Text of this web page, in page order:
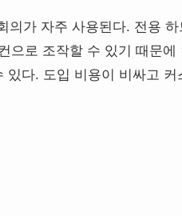
의가 자주 사용된다. 전용
으로 조작할 수 있기 때문에
다. 도입 비용이 비싸고